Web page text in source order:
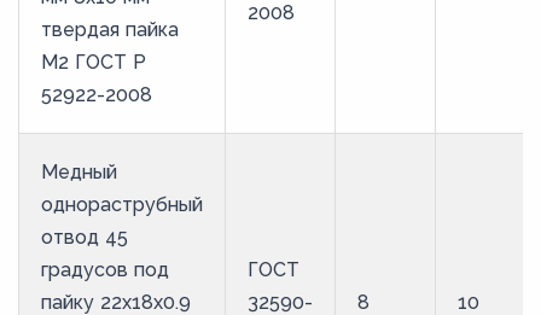
твердая пайка
М2 ГОСТ Р
52922-2008
2008
Медный
однораструбный
отвод 45
градусов под
пайку 22х18х0.9
ГОСТ
32590-
8 10